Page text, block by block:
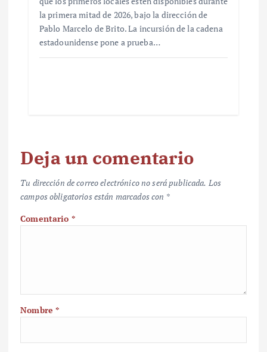
la primera mitad de 2026, bajo la dirección de
Pablo Marcelo de Brito. La incursión de la cadena
estadounidense pone a prueba…
Deja un comentario
Tu dirección de correo electrónico no será publicada. Los
campos obligatorios están marcados con *
Comentario *
Nombre*